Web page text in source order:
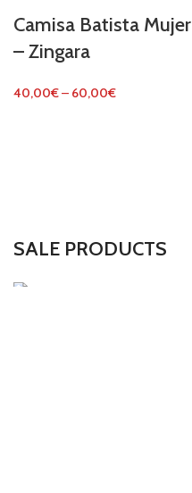
SALE PRODUCTS
Camisa Batista Mujer
– Zingara
40,00€– 60,00€